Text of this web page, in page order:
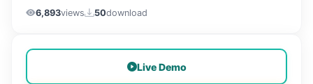
6,893views 50download
Live Demo